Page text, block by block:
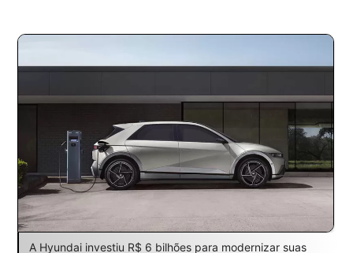
A Hyundai investiu R$ 6 bilhões para modernizar suas